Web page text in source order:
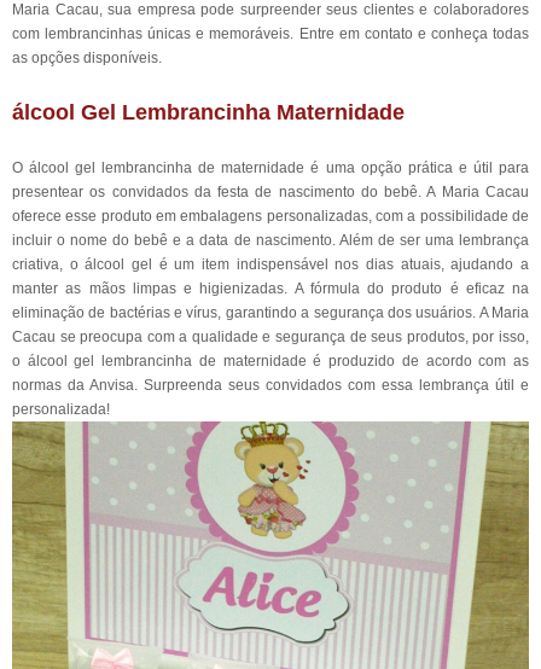
Maria Cacau, sua empresa pode surpreender seus clientes e colaboradores
com lembrancinhas únicas e memoráveis. Entre em contato e conheça todas
as opções disponíveis.
álcool Gel Lembrancinha Maternidade
O álcool gel lembrancinha de maternidade é uma opção prática e útil para
presentear os convidados da festa de nascimento do bebê. A Maria Cacau
oferece esse produto em embalagens personalizadas, com a possibilidade de
incluir o nome do bebê e a data de nascimento. Além de ser uma lembrança
criativa, o álcool gel é um item indispensável nos dias atuais, ajudando a
manter as mãos limpas e higienizadas. A fórmula do produto é eficaz na
eliminação de bactérias e vírus, garantindo a segurança dos usuários. A Maria
Cacau se preocupa com a qualidade e segurança de seus produtos, por isso,
o álcool gel lembrancinha de maternidade é produzido de acordo com as
normas da Anvisa. Surpreenda seus convidados com essa lembrança útil e
personalizada!